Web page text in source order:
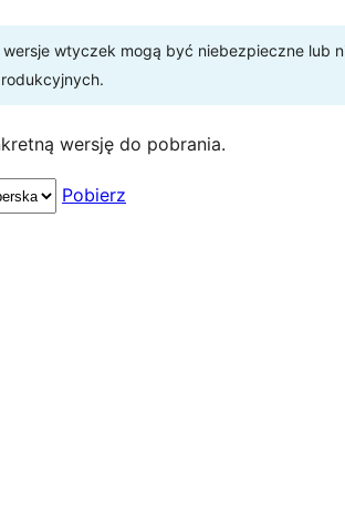
wtyczek mogą być niebezpieczne lub
wersję do pobrania.
Pobierz